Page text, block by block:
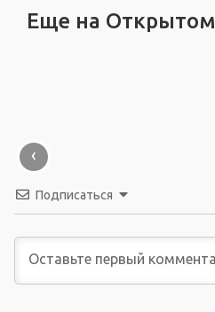
Еще на Открытом
‹
Подписаться